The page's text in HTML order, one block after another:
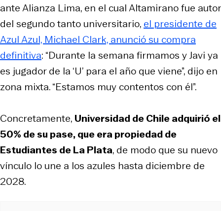
ante Alianza Lima, en el cual Altamirano fue autor
del segundo tanto universitario, el presidente de
Azul Azul, Michael Clark, anunció su compra
definitiva: “Durante la semana firmamos y Javi ya
es jugador de la ‘U’ para el año que viene”, dijo en
zona mixta. “Estamos muy contentos con él”.
Concretamente, Universidad de Chile adquirió el
50% de su pase, que era propiedad de
Estudiantes de La Plata, de modo que su nuevo
vínculo lo une a los azules hasta diciembre de
2028.